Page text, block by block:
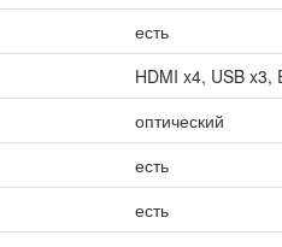
есть
HDMI x4, USB x3,
оптический
есть
есть